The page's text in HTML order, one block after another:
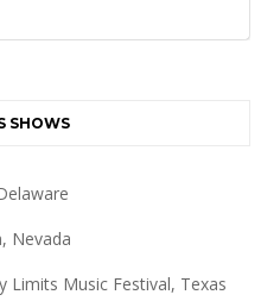
SHOWS
Nevada
Limits Music Festival, Texas